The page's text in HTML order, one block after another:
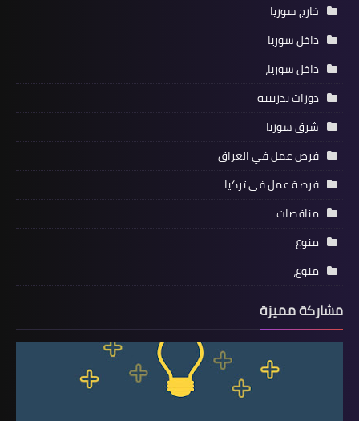
خارج سوريا
داخل سوريا
داخل سوريا،
دورات تدريبية
شرق سوريا
فرص عمل في العراق
فرصة عمل في تركيا
مناقصات
منوع
منوع،
مشاركة مميزة